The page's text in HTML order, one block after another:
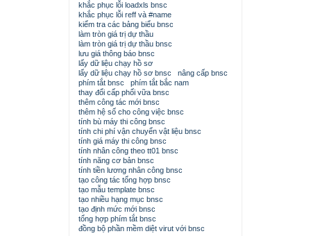
khắc phục lỗi loadxls bnsc
khắc phục lỗi reff và #name
kiểm tra các bảng biểu bnsc
làm tròn giá trị dự thầu
làm tròn giá trị dự thầu bnsc
lưu giá thông báo bnsc
lấy dữ liệu chạy hồ sơ
lấy dữ liệu chạy hồ sơ bnsc
nâng cấp bnsc
phím tắt bnsc
phím tắt bắc nam
thay đổi cấp phối vữa bnsc
thêm công tác mới bnsc
thêm hệ số cho công việc bnsc
tính bù máy thi công bnsc
tính chi phí vận chuyển vật liệu bnsc
tính giá máy thi công bnsc
tính nhân công theo tt01 bnsc
tính năng cơ bản bnsc
tính tiền lương nhân công bnsc
tạo công tác tổng hợp bnsc
tạo mẫu template bnsc
tạo nhiều hạng mục bnsc
tạo định mức mới bnsc
tổng hợp phím tắt bnsc
đồng bộ phần mềm diệt virut với bnsc